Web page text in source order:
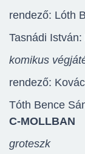
rendező: Lóth
Tasnádi István:
komikus
rendező:
Tóth Bence
C-MOLLBAN
groteszk